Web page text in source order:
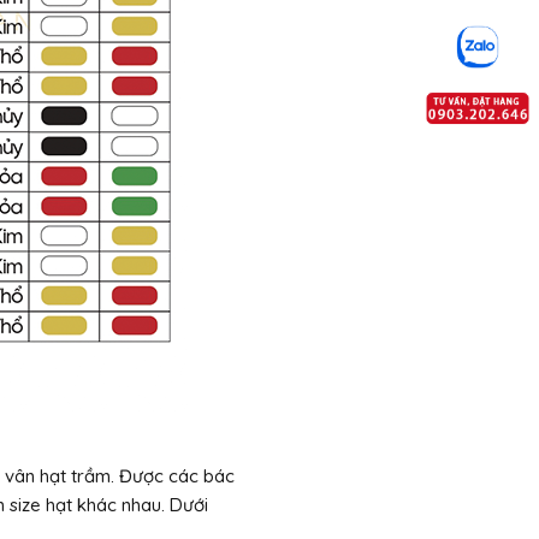
hạt trầm. Được các bác
hạt khác nhau. Dưới